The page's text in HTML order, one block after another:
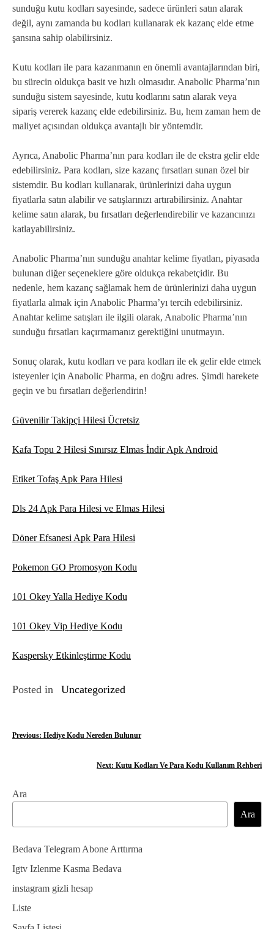
sunduğu kutu kodları sayesinde, sadece ürünleri satın alarak
değil, aynı zamanda bu kodları kullanarak ek kazanç elde etme
şansına sahip olabilirsiniz.
Kutu kodları ile para kazanmanın en önemli avantajlarından biri,
bu sürecin oldukça basit ve hızlı olmasıdır. Anabolic Pharma’nın
sunduğu sistem sayesinde, kutu kodlarını satın alarak veya
sipariş vererek kazanç elde edebilirsiniz. Bu, hem zaman hem de
maliyet açısından oldukça avantajlı bir yöntemdir.
Ayrıca, Anabolic Pharma’nın para kodları ile de ekstra gelir elde
edebilirsiniz. Para kodları, size kazanç fırsatları sunan özel bir
sistemdir. Bu kodları kullanarak, ürünlerinizi daha uygun
fiyatlarla satın alabilir ve satışlarınızı artırabilirsiniz. Anahtar
kelime satın alarak, bu fırsatları değerlendirebilir ve kazancınızı
katlayabilirsiniz.
Anabolic Pharma’nın sunduğu anahtar kelime fiyatları, piyasada
bulunan diğer seçeneklere göre oldukça rekabetçidir. Bu
nedenle, hem kazanç sağlamak hem de ürünlerinizi daha uygun
fiyatlarla almak için Anabolic Pharma’yı tercih edebilirsiniz.
Anahtar kelime satışları ile ilgili olarak, Anabolic Pharma’nın
sunduğu fırsatları kaçırmamanız gerektiğini unutmayın.
Sonuç olarak, kutu kodları ve para kodları ile ek gelir elde etmek
isteyenler için Anabolic Pharma, en doğru adres. Şimdi harekete
geçin ve bu fırsatları değerlendirin!
Güvenilir Takipçi Hilesi Ücretsiz
Kafa Topu 2 Hilesi Sınırsız Elmas İndir Apk Android
Etiket Tofaş Apk Para Hilesi
Dls 24 Apk Para Hilesi ve Elmas Hilesi
Döner Efsanesi Apk Para Hilesi
Pokemon GO Promosyon Kodu
101 Okey Yalla Hediye Kodu
101 Okey Vip Hediye Kodu
Kaspersky Etkinleştirme Kodu
Posted in Uncategorized
Y
ı
g
e
z
i
n
Previous: Hediye Kodu Nereden Bulunur
Next: Kutu Kodları Ve Para Kodu Kullanım Rehberi
Ara
Ara
Bedava Telegram Abone Arttırma
Igtv Izlenme Kasma Bedava
instagram gizli hesap
Liste